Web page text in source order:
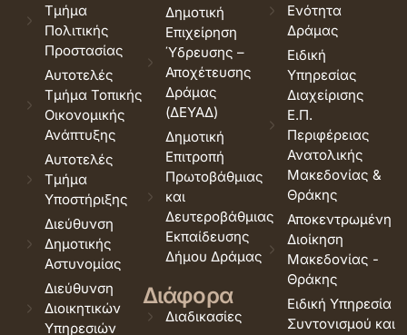
Τμήμα
Πολιτικής
Προστασίας
Αυτοτελές
Τμήμα Τοπικής
Οικονομικής
Ανάπτυξης
Αυτοτελές
Τμήμα
Υποστήριξης
Διεύθυνση
Δημοτικής
Αστυνομίας
Διεύθυνση
Διοικητικών
Υπηρεσιών
Δημοτική
Επιχείρηση
Ύδρευσης –
Αποχέτευσης
Δράμας
(ΔΕΥΑΔ)
Δημοτική
Επιτροπή
Πρωτοβάθμιας
και
Δευτεροβάθμιας
Εκπαίδευσης
Δήμου Δράμας
Διάφορα
Διαδικασίες
Ενότητα
Δράμας
Ειδική
Υπηρεσίας
Διαχείρισης
Ε.Π.
Περιφέρειας
Ανατολικής
Μακεδονίας &
Θράκης
Αποκεντρωμένη
Διοίκηση
Μακεδονίας -
Θράκης
Ειδική Υπηρεσία
Συντονισμού και